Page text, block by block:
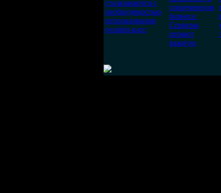
сталкиваются с
необходимостью
использования
онлайн-касс
современном
бизнесе.
Серверы
играют
важную